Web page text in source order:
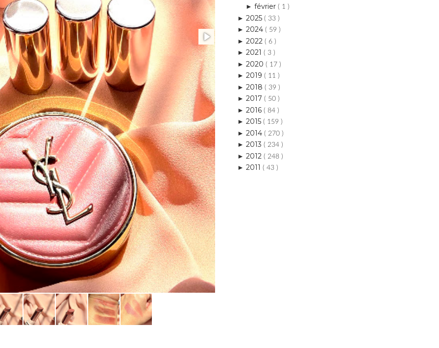
► février ( 1 )
► 2025 ( 33 )
► 2024 ( 59 )
► 2022 ( 6 )
► 2021 ( 3 )
► 2020 ( 17 )
► 2019 ( 11 )
► 2018 ( 39 )
► 2017 ( 50 )
► 2016 ( 84 )
► 2015 ( 159 )
► 2014 ( 270 )
► 2013 ( 234 )
► 2012 ( 248 )
► 2011 ( 43 )